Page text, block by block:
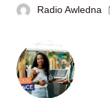
Radio Awledna